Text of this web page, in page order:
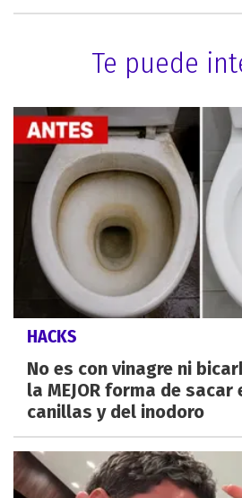
Te puede
HACKS
No es con vinagre ni
la MEJOR forma de
canillas y del inodoro